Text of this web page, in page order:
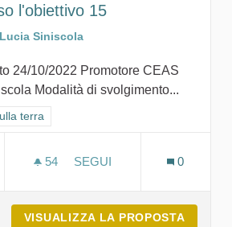
l'obiettivo 15
Siniscola
24/10/2022 Promotore CEAS
Modalità di svolgimento...
categoria: GOAL 15 - Vita sulla terra
terra
54 54 SOSTENITORI
SEGUI
0
VISUALIZZA LA PROPOSTA